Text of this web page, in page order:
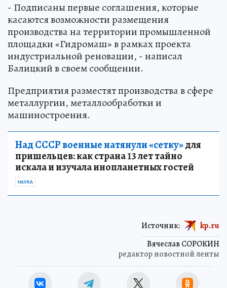
- Подписаны первые соглашения, которые
касаются возможности размещения
производства на территории промышленной
площадки «Гидромаш» в рамках проекта
индустриальной реновации, - написал
Балицкий в своем сообщении.
Предприятия разместят производства в сфере
металлургии, металлообработки и
машиностроения.
Над СССР военные натянули «сетку»для
пришельцев: как страна 13 лет тайно
искала и изучала инопланетных гостей
НАУКА
Вячеслав СОРОКИН
редактор новостной ленты
Источник: kp.ru